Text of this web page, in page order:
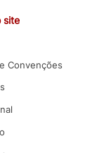
ato de
site
Convenções